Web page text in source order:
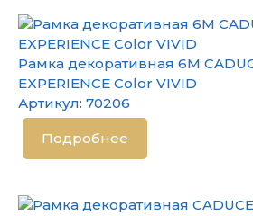
Рамка декоративная 6М
EXPERIENCE Color VIVID
Артикул: 70206
Подробнее